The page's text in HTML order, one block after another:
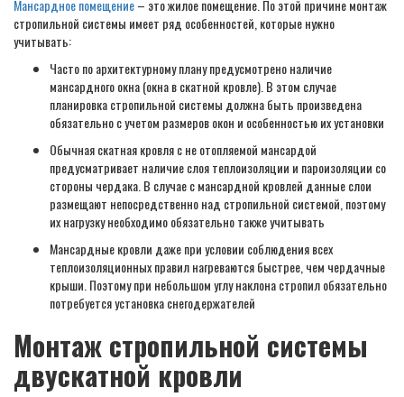
Мансардное помещение– это жилое помещение. По этой причине монтаж
стропильной системы имеет ряд особенностей, которые нужно
учитывать:
Часто по архитектурному плану предусмотрено наличие
мансардного окна (окна в скатной кровле). В этом случае
планировка стропильной системы должна быть произведена
обязательно с учетом размеров окон и особенностью их установки
Обычная скатная кровля с не отопляемой мансардой
предусматривает наличие слоя теплоизоляции и пароизоляции со
стороны чердака. В случае с мансардной кровлей данные слои
размещают непосредственно над стропильной системой, поэтому
их нагрузку необходимо обязательно также учитывать
Мансардные кровли даже при условии соблюдения всех
теплоизоляционных правил нагреваются быстрее, чем чердачные
крыши. Поэтому при небольшом углу наклона стропил обязательно
потребуется установка снегодержателей
Монтаж стропильной системы
двускатной кровли